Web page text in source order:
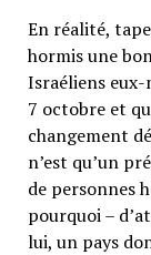
En réalité,
hormis une
Israéliens
7 octobre et
changement
n’est qu’un
de personnes
pourquoi –
lui, un pays